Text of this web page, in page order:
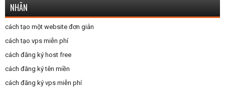
NHÃN
cách tạo một website đơn giản
cách tạo vps miễn phí
cách đăng ký host free
cách đăng ký tên miền
cách đăng ký vps miễn phí